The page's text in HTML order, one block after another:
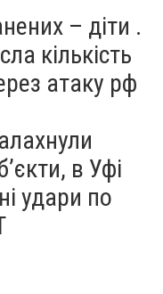
– діти .
кількість
атаку рф
в Уфі
удари по